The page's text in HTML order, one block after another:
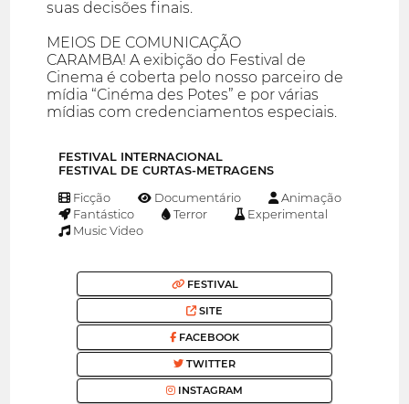
suas decisões finais.
MEIOS DE COMUNICAÇÃO
CARAMBA! A exibição do Festival de
Cinema é coberta pelo nosso parceiro de
mídia “Cinéma des Potes” e por várias
mídias com credenciamentos especiais.
FESTIVAL INTERNACIONAL
FESTIVAL DE CURTAS-METRAGENS
Ficção Documentário
Animação
Fantástico
Terror
Experimental
Music Video
FESTIVAL
SITE
FACEBOOK
TWITTER
INSTAGRAM